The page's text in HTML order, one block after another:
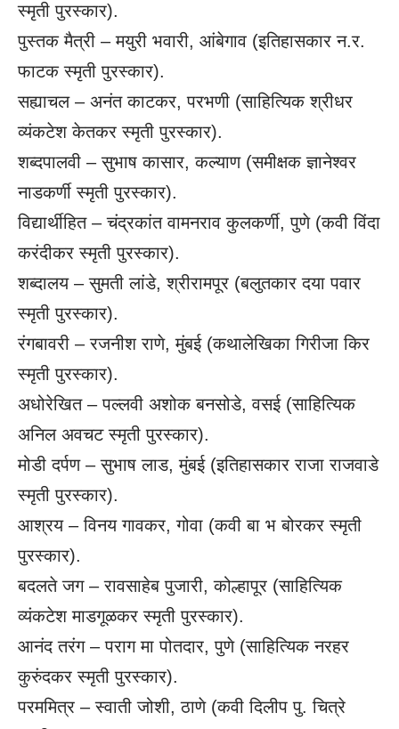
स्मृती पुरस्कार).
पुस्तक मैत्री – मयुरी भवारी, आंबेगाव (इतिहासकार न.र.
फाटक स्मृती पुरस्कार).
सह्याचल – अनंत काटकर, परभणी (साहित्यिक श्रीधर
व्यंकटेश केतकर स्मृती पुरस्कार).
शब्दपालवी – सुभाष कासार, कल्याण (समीक्षक ज्ञानेश्वर
नाडकर्णी स्मृती पुरस्कार).
विद्यार्थीहित – चंद्रकांत वामनराव कुलकर्णी, पुणे (कवी विंदा
करंदीकर स्मृती पुरस्कार).
शब्दालय – सुमती लांडे, श्रीरामपूर (बलुतकार दया पवार
स्मृती पुरस्कार).
रंगबावरी – रजनीश राणे, मुंबई (कथालेखिका गिरीजा किर
स्मृती पुरस्कार).
अधोरेखित – पल्लवी अशोक बनसोडे, वसई (साहित्यिक
अनिल अवचट स्मृती पुरस्कार).
मोडी दर्पण – सुभाष लाड, मुंबई (इतिहासकार राजा राजवाडे
स्मृती पुरस्कार).
आश्रय – विनय गावकर, गोवा (कवी बा भ बोरकर स्मृती
पुरस्कार).
बदलते जग – रावसाहेब पुजारी, कोल्हापूर (साहित्यिक
व्यंकटेश माडगूळकर स्मृती पुरस्कार).
आनंद तरंग – पराग मा पोतदार, पुणे (साहित्यिक नरहर
कुरुंदकर स्मृती पुरस्कार).
परममित्र – स्वाती जोशी, ठाणे (कवी दिलीप पु. चित्रे